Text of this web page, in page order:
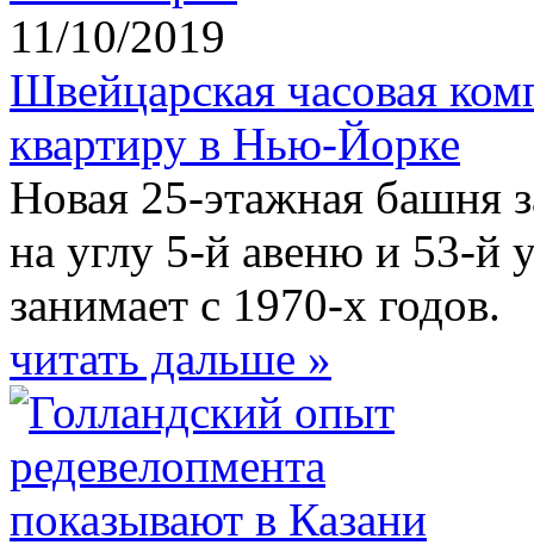
11/10/2019
Швейцарская часовая
квартиру в Нью-Йорке
Новая 25-этажная башня
на углу 5-й авеню и 53-й
занимает с 1970-х годов.
читать дальше »